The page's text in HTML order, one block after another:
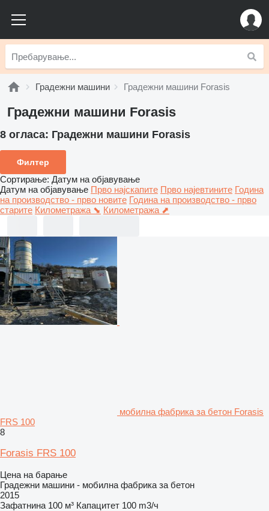
Градежни машини Градежни машини Forasis
Градежни машини Forasis
8 огласа: Градежни машини Forasis
Филтер
Сортирање: Датум на објавување
Датум на објавување Прво најскапите Прво најевтините Година
на производство - прво новите Година на производство - прво
старите Километража ⬊ Километража ⬈
мобилна фабрика за бетон Forasis
FRS 100
8
Forasis FRS 100
Цена на барање
Градежни машини - мобилна фабрика за бетон
2015
Зафатнина 100 м³ Капацитет 100 m3/ч